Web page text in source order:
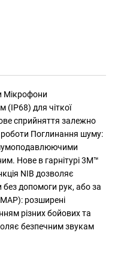
Мікрофони
(IP68) для чіткої
сприйняття залежно
роботи Поглинання шуму:
шумоподавлюючими
Нове в гарнітурі 3M™
NIB дозволяє
допомоги рук, або за
розширені
різних бойових та
безпечним звукам